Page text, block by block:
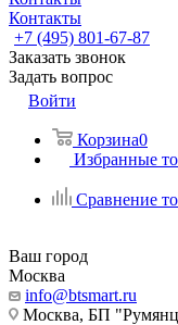
Контакты
+7 (495) 801-67-87
Заказать звонок
Задать вопрос
Войти
Корзина0
Избранные
Сравнение
Ваш город
Москва
info@btsmart.ru
Москва, БП